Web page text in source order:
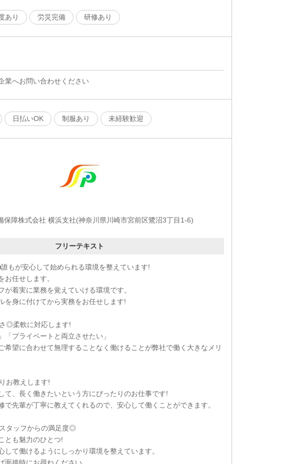
あり 労災完備 研修あり
業へお問い合わせください
日払いOK 制服あり 未経験歓迎
保障株式会社 横浜支社(神奈川県川崎市宮前区鷺沼3丁目1-6)
フリーテキスト
もが安心して始められる環境を整えています!
お任せします。
が着実に業務を覚えていける環境です。
を身に付けてから実務をお任せします!
◎柔軟に対応します!
「プライベートと両立させたい」
希望に合わせて無理することなく働けることが弊社で働く大きなメリ
お教えします!
て、長く働きたいという方にぴったりのお仕事です!
で先輩が丁寧に教えてくれるので、安心して働くことができます。
タッフからの満足度◎
とも魅力のひとつ!
して働けるようにしっかり環境を整えています。